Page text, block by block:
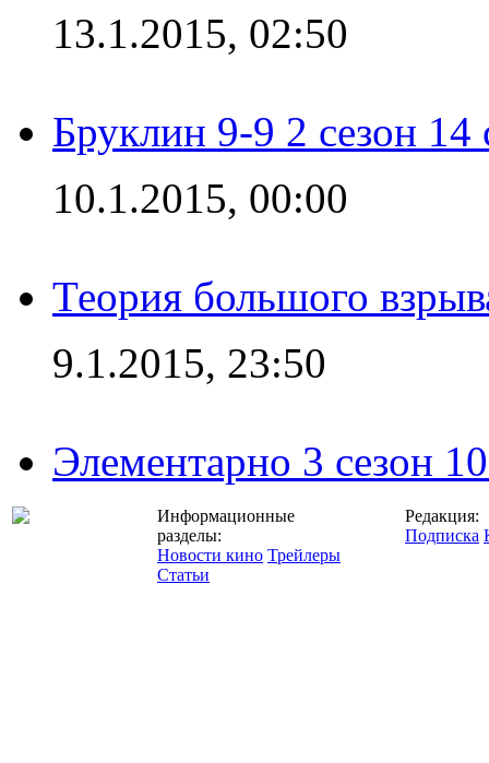
13.1.2015, 02:50
Бруклин 9-9 2 сезон 14
10.1.2015, 00:00
Теория большого
9.1.2015, 23:50
Элементарно 3 сезон
Информационные
разделы:
Новости кино Трейлеры
Статьи
Редакция:
Подписка